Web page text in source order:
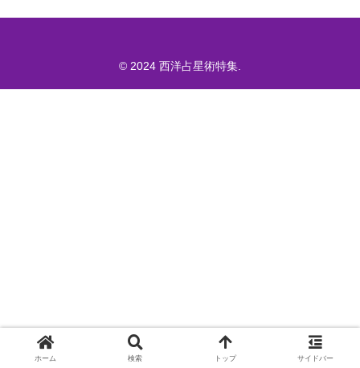
© 2024 西洋占星術特集.
ホーム 検索 トップ サイドバー